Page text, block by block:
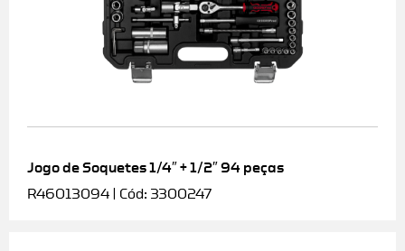
Jogo de Soquetes 1/4″ + 1/2″ 94 peças
R46013094 | Cód: 3300247